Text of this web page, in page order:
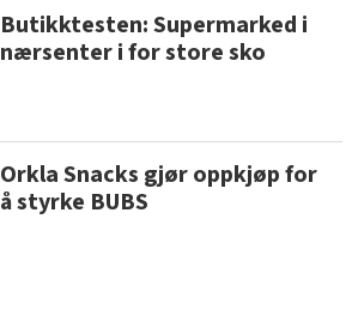
Butikktesten: Supermarked i
nærsenter i for store sko
Orkla Snacks gjør oppkjøp for
å styrke BUBS